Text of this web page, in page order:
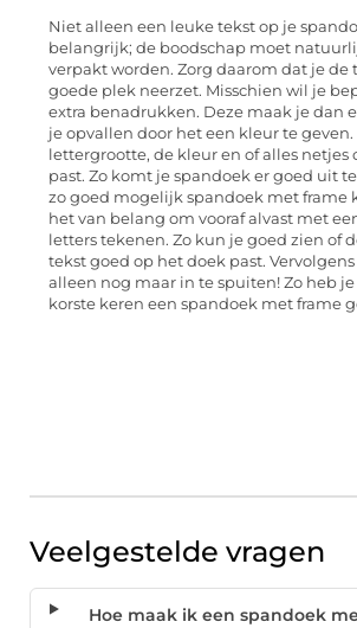
Niet alleen een leuke tekst op je
belangrijk; de boodschap moet
verpakt worden. Zorg daarom dat je de
goede plek neerzet. Misschien wil je
extra benadrukken. Deze maak je dan
je opvallen door het een kleur te geven.
lettergrootte, de kleur en of alles netjes
past. Zo komt je spandoek er goed uit
zo goed mogelijk spandoek met frame
het van belang om vooraf alvast met
letters tekenen. Zo kun je goed zien of
tekst goed op het doek past.
alleen nog maar in te spuiten! Zo heb
korste keren een spandoek met frame
Veelgestelde vragen
Hoe maak ik een spandoek